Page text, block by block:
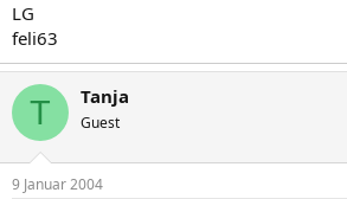
LG
feli63
T Tanja
Guest
9 Januar 2004